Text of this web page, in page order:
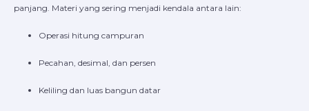
panjang. Materi yang sering menjadi kendala antara lain:
Operasi hitung campuran
Pecahan, desimal, dan persen
Keliling dan luas bangun datar